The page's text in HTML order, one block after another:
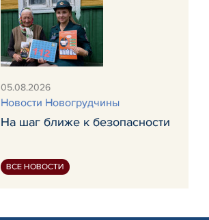
05.08.2026
Новости Новогрудчины
На шаг ближе к безопасности
ВСЕ НОВОСТИ